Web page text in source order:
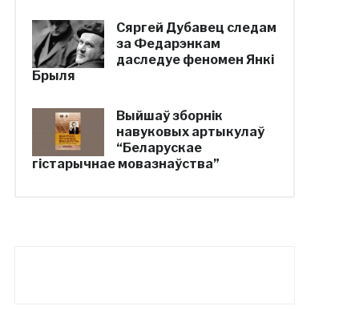
Сяргей Дубавец следам
за Федарэнкам
даследуе феномен Янкі
Брыля
Выйшаў зборнік
навуковых артыкулаў
“Беларускае
гістарычнае мовазнаўства”